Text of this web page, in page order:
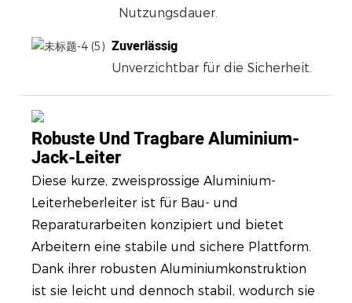
Nutzungsdauer.
Zuverlässig
Unverzichtbar für die Sicherheit.
Robuste Und Tragbare Aluminium-
Jack-Leiter
Diese kurze, zweisprossige Aluminium-
Leiterheberleiter ist für Bau- und
Reparaturarbeiten konzipiert und bietet
Arbeitern eine stabile und sichere Plattform.
Dank ihrer robusten Aluminiumkonstruktion
ist sie leicht und dennoch stabil, wodurch sie